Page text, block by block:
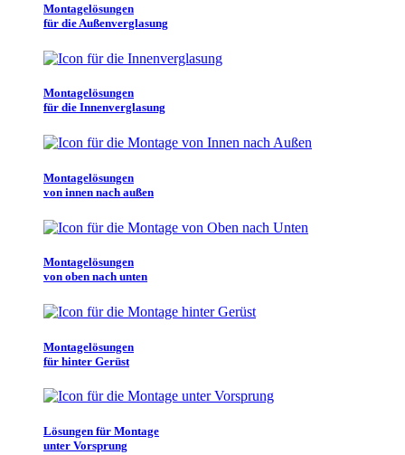
Montagelösungen
für die Außenverglasung
Montagelösungen
für die Innenverglasung
Montagelösungen
von innen nach außen
Montagelösungen
von oben nach unten
Montagelösungen
für hinter Gerüst
Lösungen für Montage
unter Vorsprung